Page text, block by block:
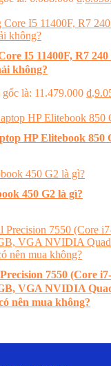
I5 11400F, R7
không?
gốc là: 11.479.000 ₫.
HP Elitebook 850
450 G2 là gì?
7550 (Core
VGA NVIDIA
nên mua không?